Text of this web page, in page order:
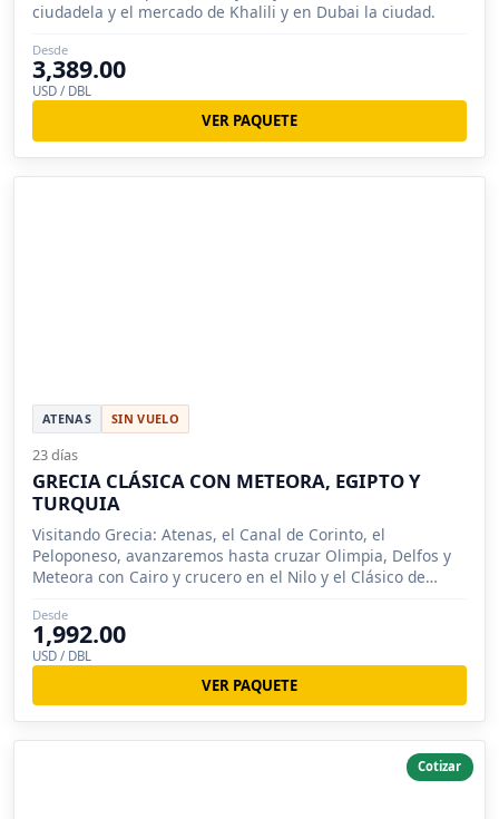
ciudadela y el mercado de Khalili y en Dubai la ciudad.
Desde
3,389.00
USD / DBL
VER PAQUETE
ATENAS SIN VUELO
23 días
GRECIA CLÁSICA CON METEORA, EGIPTO Y
TURQUIA
Visitando Grecia: Atenas, el Canal de Corinto, el
Peloponeso, avanzaremos hasta cruzar Olimpia, Delfos y
Meteora con Cairo y crucero en el Nilo y el Clásico de
Desde
1,992.00
USD / DBL
VER PAQUETE
Cotizar